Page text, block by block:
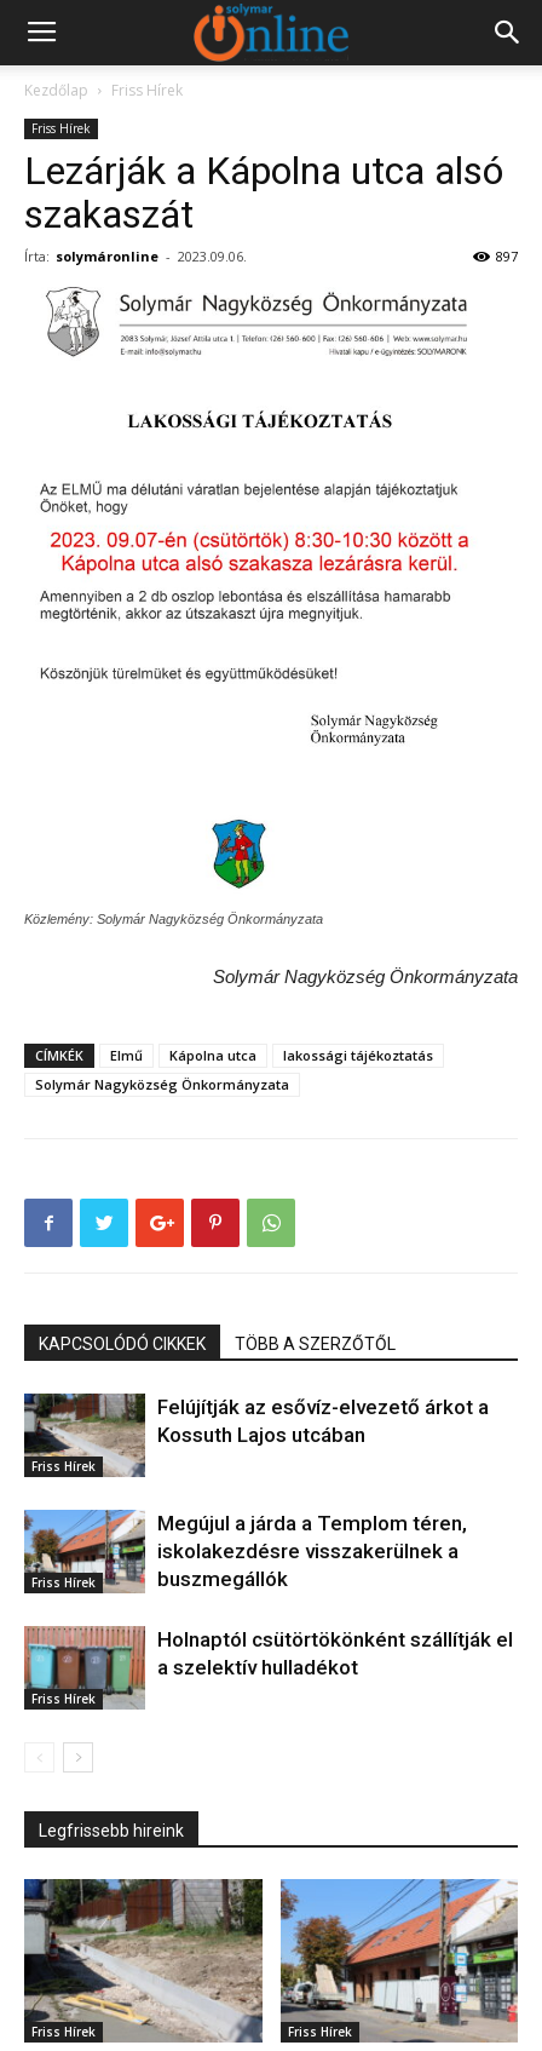
Kezdőlap Friss Hírek
Friss Hírek
Lezárják a Kápolna utca alsó
szakaszát
Írta: solymáronline - 2023.09.06. 897
Közlemény: Solymár Nagyközség Önkormányzata
Solymár Nagyközség Önkormányzata
CÍMKÉK Elmű Kápolna utca
lakossági tájékoztatás
Solymár Nagyközség Önkormányzata
KAPCSOLÓDÓ CIKKEK TÖBB A SZERZŐTŐL
Friss Hírek
Felújítják az esővíz-elvezető árkot a
Kossuth Lajos utcában
Friss Hírek
Megújul a járda a Templom téren,
iskolakezdésre visszakerülnek a
buszmegállók
Friss Hírek
Holnaptól csütörtökönként szállítják el
a szelektív hulladékot
Legfrissebb hireink
Friss Hírek Friss Hírek